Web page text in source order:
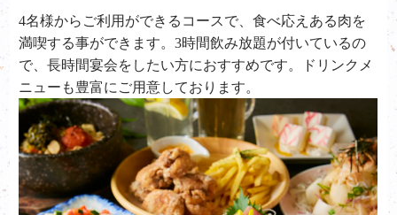
4名様からご利用ができるコースで、食べ応えある肉を
満喫する事ができます。3時間飲み放題が付いているの
で、長時間宴会をしたい方におすすめです。ドリンクメ
ニューも豊富にご用意しております。